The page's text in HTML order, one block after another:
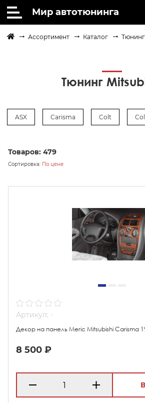
Мир автотюнинга
Ассортимент Каталог
Тюнинг
ASX Carisma Colt
Товаров: 479
Сортировка: По цене
Артикул: -
Декор на панель Meric Mitsubishi Carisma
8 500 ₽